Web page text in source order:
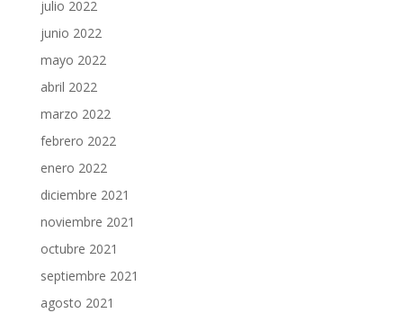
julio 2022
junio 2022
mayo 2022
abril 2022
marzo 2022
febrero 2022
enero 2022
diciembre 2021
noviembre 2021
octubre 2021
septiembre 2021
agosto 2021